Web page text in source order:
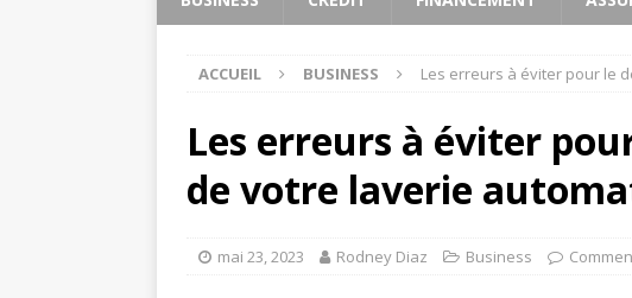
ACCUEIL BUSINESS Les erreurs à éviter pour le
Les erreurs à éviter
de votre laverie
mai 23, 2023 Rodney Diaz Business